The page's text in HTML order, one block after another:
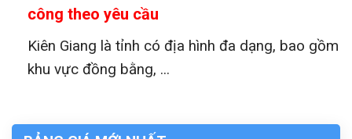
công theo yêu cầu
Kiên Giang là tỉnh có địa hình đa dạng, bao gồm
khu vực đồng bằng, ...